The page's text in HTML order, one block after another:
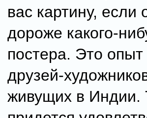
вас картину, если
дороже какого-
постера. Это
друзей-
живущих в Индии.